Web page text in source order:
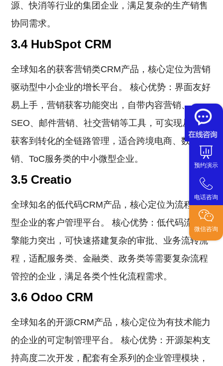
预约演示
电话咨询
微信咨询
源、快消等行业的集团企业，满足复杂的生产销售
协同需求。
3.4 HubSpot CRM
全球知名的获客营销类CRM产品，核心定位为营销
驱动型中小企业的增长平台。 核心优势：界面友好
易上手，营销获客功能突出，自带内容营销、
SEO、邮件营销、社交营销等工具，可实现从线索
获客到转化的全链路管理，适合跨境电商、数字营
销、ToC服务类的中小微型企业。
3.5 Creatio
全球知名的低代码CRM产品，核心定位为流程驱动
型企业的客户管理平台。 核心优势：低代码流程引
擎能力突出，可快速搭建复杂的审批、业务流转流
程，适配服务类、金融类、政务类等需要复杂流程
管控的企业，满足各类个性化流程需求。
3.6 Odoo CRM
全球知名的开源CRM产品，核心定位为有技术能力
的企业的可定制管理平台。 核心优势：开源架构支
持高度二次开发，配套有全系列的企业管理模块，